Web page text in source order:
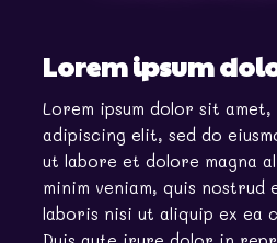
Lorem ipsum
Lorem ipsum dolor sit
adipiscing elit, sed do
ut labore et dolore magna
minim veniam, quis nostrud
laboris nisi ut aliquip ex ea